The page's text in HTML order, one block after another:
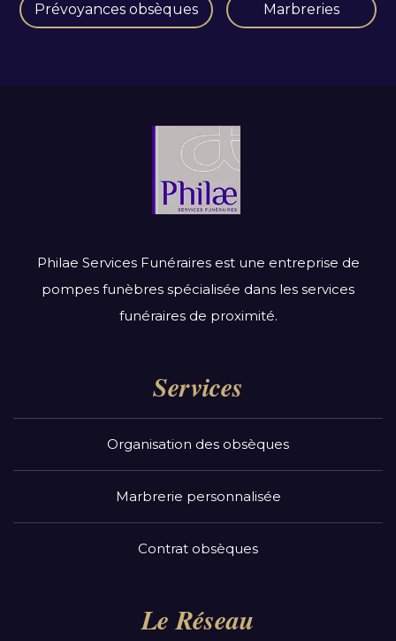
Prévoyances obsèques Marbreries
Philae Services Funéraires est une entreprise de
pompes funèbres spécialisée dans les services
funéraires de proximité.
Services
Organisation des obsèques
Marbrerie personnalisée
Contrat obsèques
Le Réseau